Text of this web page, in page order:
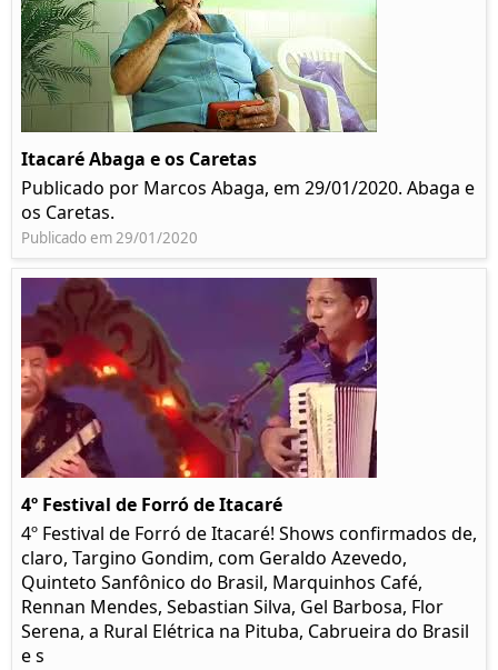
Itacaré Abaga e os Caretas
Publicado por Marcos Abaga, em 29/01/2020. Abaga e
os Caretas.
Publicado em 29/01/2020
4º Festival de Forró de Itacaré
4º Festival de Forró de Itacaré! Shows confirmados de,
claro, Targino Gondim, com Geraldo Azevedo,
Quinteto Sanfônico do Brasil, Marquinhos Café,
Rennan Mendes, Sebastian Silva, Gel Barbosa, Flor
Serena, a Rural Elétrica na Pituba, Cabrueira do Brasil
e s